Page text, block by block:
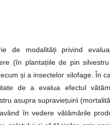
de modalități privind
(în plantațiile de pin
și a insectelor xilofage. În
de a evalua efectul
asupra supraviețuirii
în vedere vătămările